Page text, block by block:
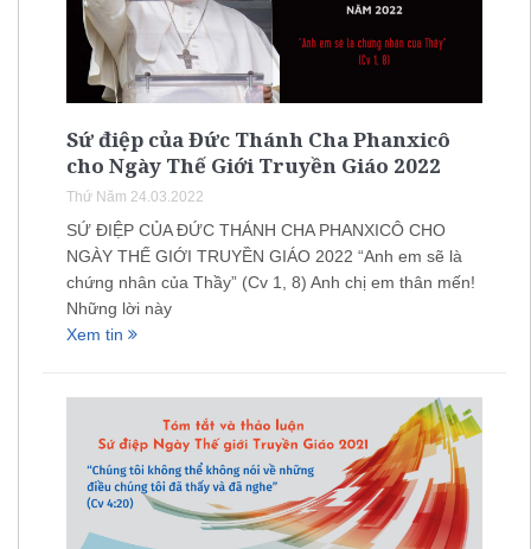
Sứ điệp của Đức Thánh Cha Phanxicô
cho Ngày Thế Giới Truyền Giáo 2022
Thứ Năm 24.03.2022
SỨ ĐIỆP CỦA ĐỨC THÁNH CHA PHANXICÔ CHO
NGÀY THẾ GIỚI TRUYỀN GIÁO 2022 “Anh em sẽ là
chứng nhân của Thầy” (Cv 1, 8) Anh chị em thân mến!
Những lời này
Xem tin